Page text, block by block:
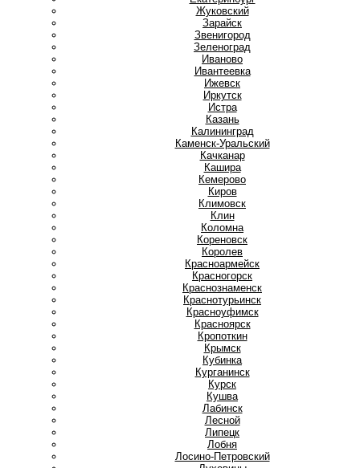
Жуковский
Зарайск
Звенигород
Зеленоград
Иваново
Ивантеевка
Ижевск
Иркутск
Истра
Казань
Калининград
Каменск-Уральский
Качканар
Кашира
Кемерово
Киров
Климовск
Клин
Коломна
Кореновск
Королев
Красноармейск
Красногорск
Краснознаменск
Краснотурьинск
Красноуфимск
Красноярск
Кропоткин
Крымск
Кубинка
Курганинск
Курск
Кушва
Лабинск
Лесной
Липецк
Лобня
Лосино-Петровский